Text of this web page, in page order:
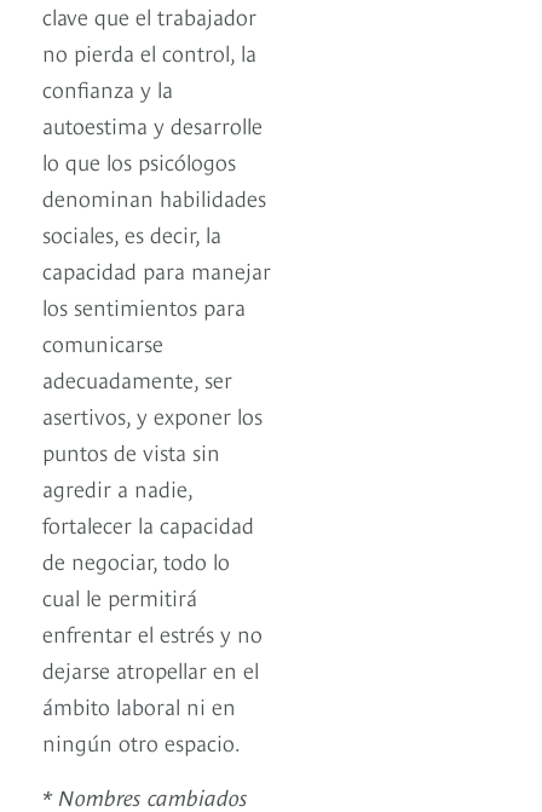
clave que el trabajador
no pierda el control, la
confianza y la
autoestima y desarrolle
lo que los psicólogos
denominan habilidades
sociales, es decir, la
capacidad para manejar
los sentimientos para
comunicarse
adecuadamente, ser
asertivos, y exponer los
puntos de vista sin
agredir a nadie,
fortalecer la capacidad
de negociar, todo lo
cual le permitirá
enfrentar el estrés y no
dejarse atropellar en el
ámbito laboral ni en
ningún otro espacio.
* Nombres cambiados